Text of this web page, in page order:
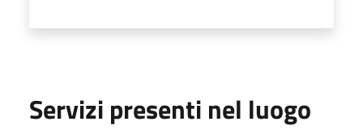
Servizi presenti nel luogo